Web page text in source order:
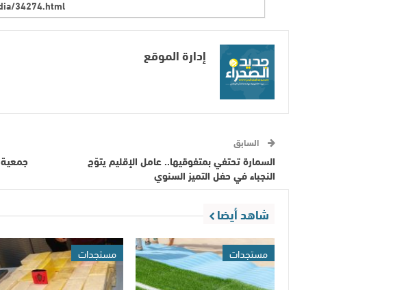
إدارة الموقع
السابق
السمارة تحتفي بمتفوقيها.. عامل الإقليم يتوّج
النجباء في حفل التميز السنوي
جمعية
شاهد أيضا
مستجدات مستجدات